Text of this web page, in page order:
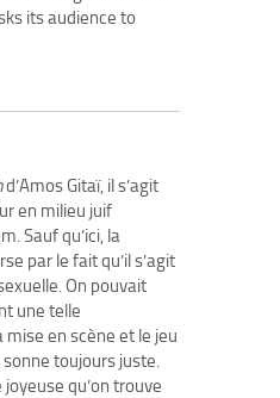
its audience to
d’Amos Gitaï, il s’agit
en milieu juif
Sauf qu’ici, la
par le fait qu’il s’agit
On pouvait
une telle
en scène et le jeu
toujours juste.
qu’on trouve